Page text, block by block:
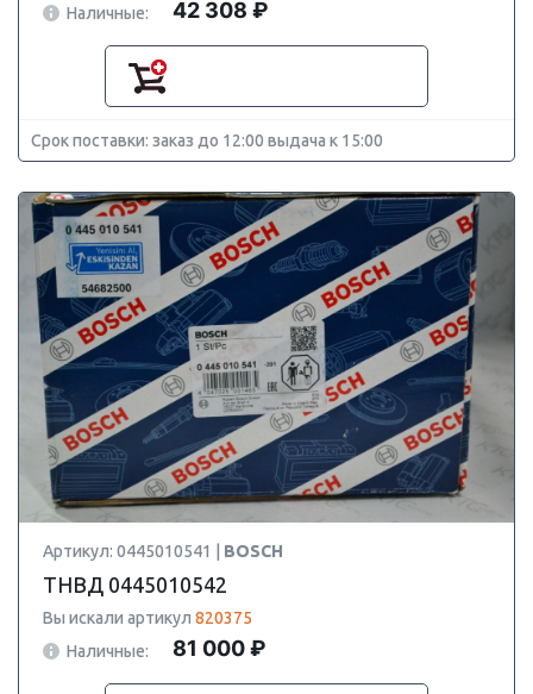
Наличные: 42 308 ₽
Срок поставки: заказ до 12:00 выдача к 15:00
Артикул: 0445010541 | BOSCH
ТНВД 0445010542
Вы искали артикул 820375
Наличные:
81 000 ₽